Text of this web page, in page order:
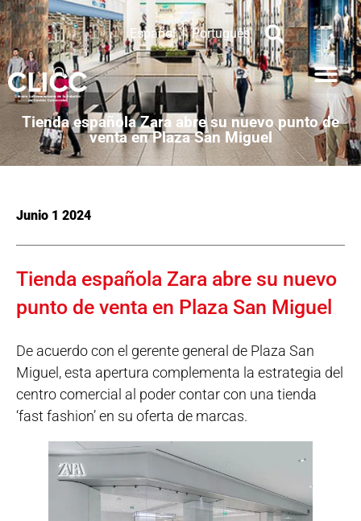
Español Português
Tienda española Zara abre su nuevo punto de
venta en Plaza San Miguel
Junio 1 2024
Tienda española Zara abre su nuevo
punto de venta en Plaza San Miguel
De acuerdo con el gerente general de Plaza San
Miguel, esta apertura complementa la estrategia del
centro comercial al poder contar con una tienda
‘fast fashion’ en su oferta de marcas.